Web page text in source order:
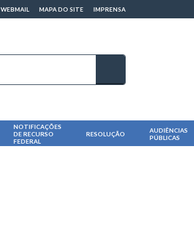
WEBMAIL MAPA DO SITE IMPRENSA
NOTIFICAÇÕES
DE RECURSO
FEDERAL
RESOLUÇÃO
AUDIÊNCIAS
PÚBLICAS